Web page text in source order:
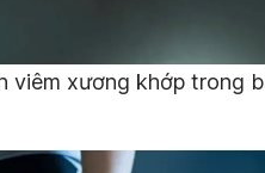
viêm xương khớp trong